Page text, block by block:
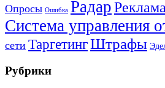
Опросы Ошибка РадарРеклама
Система управления
сети ТаргетингШтрафы
Рубрики